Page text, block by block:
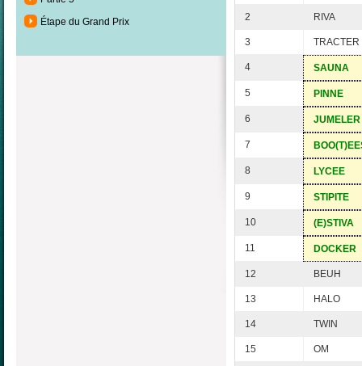
Étape du Grand Prix
2 RIVA
3 TRACTER
4 SAUNA
5 PINNE
6 JUMELER
7
8 LYCEE
9 STIPITE
10 (E)STIVA
11 DOCKER
12 BEUH
13 HALO
14 TWIN
15 OM